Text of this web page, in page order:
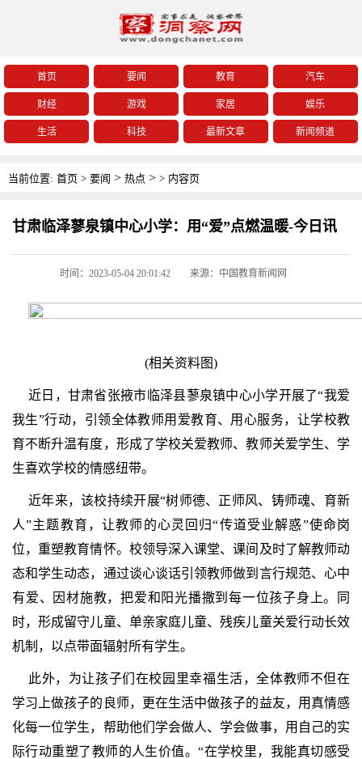
首页 要闻 教育 汽车
财经 游戏 家居 娱乐
生活 科技 最新文章 新闻频道
当前位置: 首页 > 要闻 > 热点 > > 内容页
甘肃临泽蓼泉镇中心小学：用“爱”点燃温暖-今日讯
时间：2023-05-04 20:01:42 来源：中国教育新闻网
(相关资料图)
近日，甘肃省张掖市临泽县蓼泉镇中心小学开展了“我爱
我生”行动，引领全体教师用爱教育、用心服务，让学校教
育不断升温有度，形成了学校关爱教师、教师关爱学生、学
生喜欢学校的情感纽带。
近年来，该校持续开展“树师德、正师风、铸师魂、育新
人”主题教育，让教师的心灵回归“传道受业解惑”使命岗
位，重塑教育情怀。校领导深入课堂、课间及时了解教师动
态和学生动态，通过谈心谈话引领教师做到言行规范、心中
有爱、因材施教，把爱和阳光播撒到每一位孩子身上。同
时，形成留守儿童、单亲家庭儿童、残疾儿童关爱行动长效
机制，以点带面辐射所有学生。
此外，为让孩子们在校园里幸福生活，全体教师不但在
学习上做孩子的良师，更在生活中做孩子的益友，用真情感
化每一位学生，帮助他们学会做人、学会做事，用自己的实
际行动重塑了教师的人生价值。“在学校里，我能真切感受